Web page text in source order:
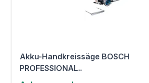
Akku-Handkreissäge BOSCH
PROFESSIONAL..